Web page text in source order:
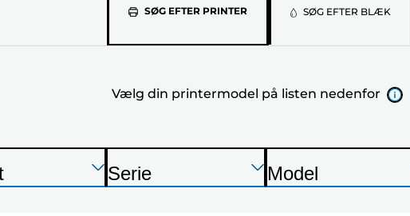
SØG EFTER PRINTER
Vælg
din
listen
nedenfor
SØG EFTER BLÆK
Vælg din printermodel på listen nedenfor
Tryk
Enter
Tryk
Enter
P
Serie
Tryk
Enter
P
Model